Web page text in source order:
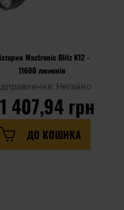
Mactronic Blitz K12 -
11600 люменів
Негайно
407,94 грн
ДО КОШИКА